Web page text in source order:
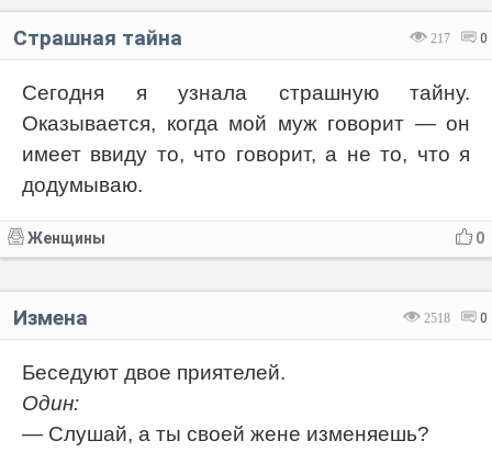
217 0
Страшная тайна
Сегодня я узнала страшную тайну.
Оказывается, когда мой муж говорит — он
имеет ввиду то, что говорит, а не то, что я
додумываю.
0
Женщины
2518 0
Измена
Беседуют двое приятелей.
Один:
— Слушай, а ты своей жене изменяешь?